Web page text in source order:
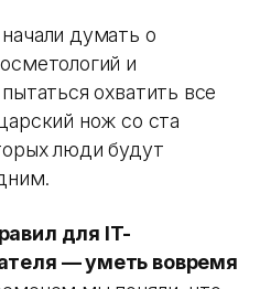
думать о
и
охватить все
нож со ста
люди будут
для IT-
— уметь вовремя